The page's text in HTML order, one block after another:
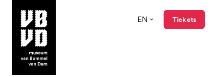
museum van Bommel van Dam
EN Tickets